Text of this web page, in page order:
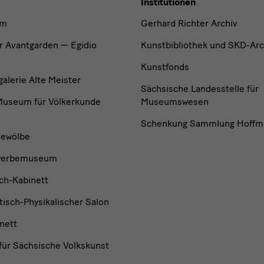
Avantgarden — Egidio
Alte Meister
für Völkerkunde
Kabinett
Physikalischer Salon
Sächsische Volkskunst
Gerhard Richter Archiv
Kunstbibliothek und SKD-
Kunstfonds
Sächsische Landesstelle für
Museumswesen
Schenkung Sammlung